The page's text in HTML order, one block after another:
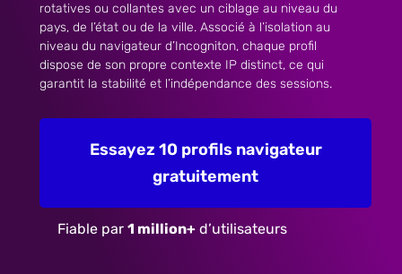
rotatives ou collantes avec un ciblage au niveau du
pays, de l’état ou de la ville. Associé à l’isolation au
niveau du navigateur d’Incogniton, chaque profil
dispose de son propre contexte IP distinct, ce qui
garantit la stabilité et l’indépendance des sessions.
Essayez 10 profils navigateur
gratuitement
Fiable par 1 million+ d’utilisateurs